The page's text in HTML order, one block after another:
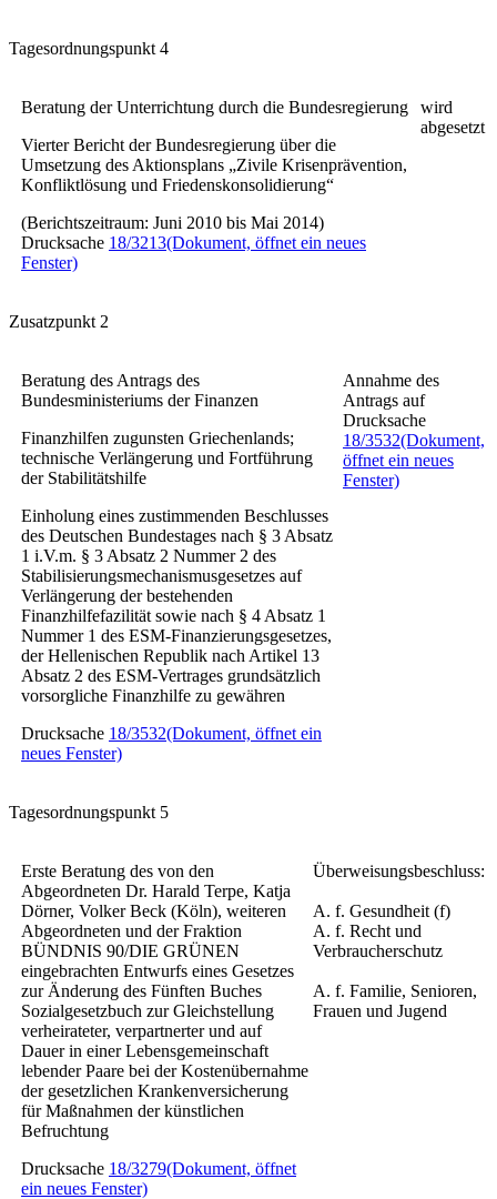
Tagesordnungspunkt 4
Beratung der Unterrichtung durch die Bundesregierung
Vierter Bericht der Bundesregierung über die
Umsetzung des Aktionsplans „Zivile Krisenprävention,
Konfliktlösung und Friedenskonsolidierung“
(Berichtszeitraum: Juni 2010 bis Mai 2014)
Drucksache 18/3213(Dokument, öffnet ein neues
Fenster)
wird
abgesetzt
Zusatzpunkt 2
Beratung des Antrags des
Bundesministeriums der Finanzen
Finanzhilfen zugunsten Griechenlands;
technische Verlängerung und Fortführung
der Stabilitätshilfe
Einholung eines zustimmenden Beschlusses
des Deutschen Bundestages nach § 3 Absatz
1 i.V.m. § 3 Absatz 2 Nummer 2 des
Stabilisierungsmechanismusgesetzes auf
Verlängerung der bestehenden
Finanzhilfefazilität sowie nach § 4 Absatz 1
Nummer 1 des ESM-Finanzierungsgesetzes,
der Hellenischen Republik nach Artikel 13
Absatz 2 des ESM-Vertrages grundsätzlich
vorsorgliche Finanzhilfe zu gewähren
Drucksache 18/3532(Dokument, öffnet ein
neues Fenster)
Annahme des
Antrags auf
Drucksache
18/3532(Dokument,
öffnet ein neues
Fenster)
Tagesordnungspunkt 5
Erste Beratung des von den
Abgeordneten Dr. Harald Terpe, Katja
Dörner, Volker Beck (Köln), weiteren
Abgeordneten und der Fraktion
BÜNDNIS 90/DIE GRÜNEN
eingebrachten Entwurfs eines Gesetzes
zur Änderung des Fünften Buches
Sozialgesetzbuch zur Gleichstellung
verheirateter, verpartnerter und auf
Dauer in einer Lebensgemeinschaft
lebender Paare bei der Kostenübernahme
der gesetzlichen Krankenversicherung
für Maßnahmen der künstlichen
Befruchtung
Drucksache 18/3279(Dokument, öffnet
ein neues Fenster)
Überweisungsbeschluss:
A. f. Gesundheit (f)
A. f. Recht und
Verbraucherschutz
A. f. Familie, Senioren,
Frauen und Jugend